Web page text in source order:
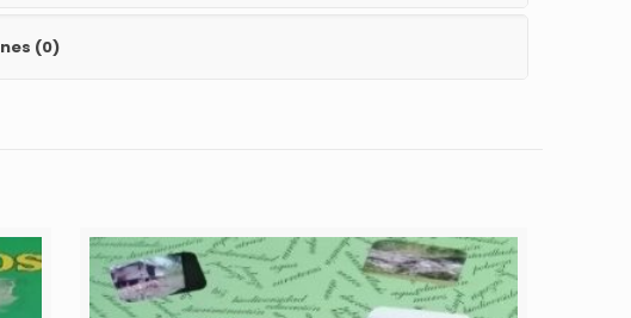
(0)